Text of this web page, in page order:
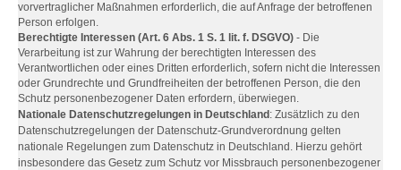
vorvertraglicher Maßnahmen erforderlich, die auf Anfrage der betroffenen
Person erfolgen.
Berechtigte Interessen (Art. 6 Abs. 1 S. 1 lit. f. DSGVO) - Die
Verarbeitung ist zur Wahrung der berechtigten Interessen des
Verantwortlichen oder eines Dritten erforderlich, sofern nicht die Interessen
oder Grundrechte und Grundfreiheiten der betroffenen Person, die den
Schutz personenbezogener Daten erfordern, überwiegen.
Nationale Datenschutzregelungen in Deutschland : Zusätzlich zu den
Datenschutzregelungen der Datenschutz-Grundverordnung gelten
nationale Regelungen zum Datenschutz in Deutschland. Hierzu gehört
insbesondere das Gesetz zum Schutz vor Missbrauch personenbezogener